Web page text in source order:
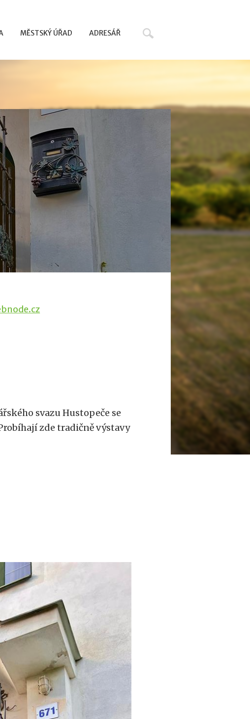
MĚSTSKÝ ÚŘAD ADRESÁŘ
svazu Hustopeče se
zde tradičně výstavy